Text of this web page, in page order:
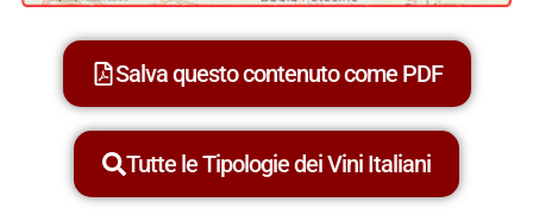
Salva questo contenuto come PDF
Tutte le Tipologie dei Vini Italiani